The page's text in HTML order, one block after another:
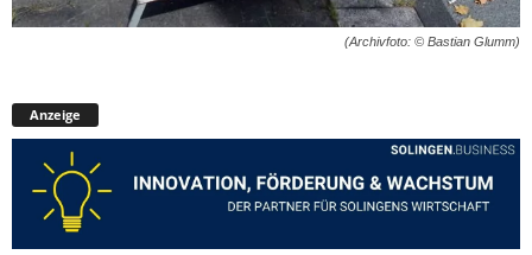
(Archivfoto: © Bastian Glumm)
Anzeige